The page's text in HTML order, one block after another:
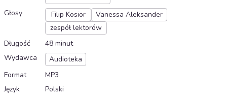
Głosy
Filip Kosior
Vanessa Aleksander
zespół lektorów
Długość
48 minut
Wydawca
Audioteka
Format
MP3
Język
Polski